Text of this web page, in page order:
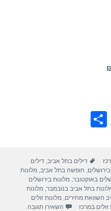
ירושלים 23/10/2018
T
gr
a
m
e
תגיות
דילים בתל אביב ,דילים
חופשה בתל אביב ,מלונות
באוקטובר ,מלונות בירושלים
בתל אביב בנובמבר ,מלונות
השוואת מחירים ,מלונות זולים
זולים במרכז השאירו תגובה